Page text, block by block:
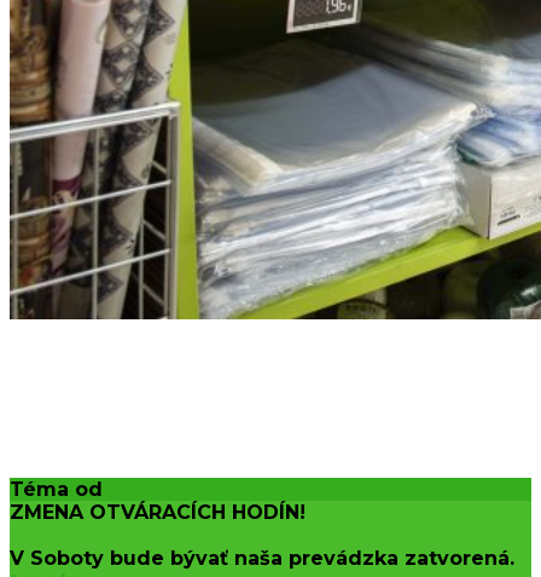
Téma od
ZMENA OTVÁRACÍCH HODÍN!
V Soboty bude bývať naša prevádzka zatvorená.